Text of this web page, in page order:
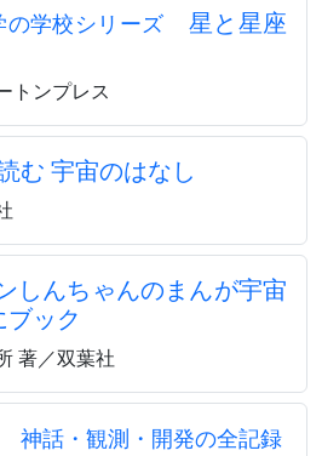
の学校シリーズ 星と星座
トンプレス
む 宇宙のはなし
しんちゃんのまんが宇宙
ック
著／双葉社
神話・観測・開発の全記録